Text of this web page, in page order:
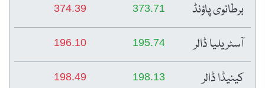
برطانوی پاؤنڈ 373.71
374.39
آسٹریلیا ڈالر 195.74
196.10
کینیڈا ڈالر 198.13
198.49